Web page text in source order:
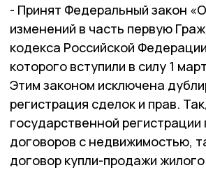
- Принят Федеральный закон
изменений в часть первую
кодекса Российской
которого вступили в силу 1
Этим законом исключена
регистрация сделок и прав.
государственной
договоров с недвижимостью,
договор купли-продажи